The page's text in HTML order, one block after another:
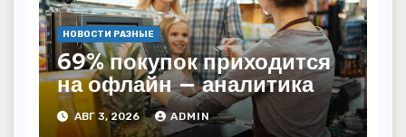
НОВОСТИ РАЗНЫЕ
69% покупок приходится
на офлайн — аналитика
АВГ 3, 2026 ADMIN